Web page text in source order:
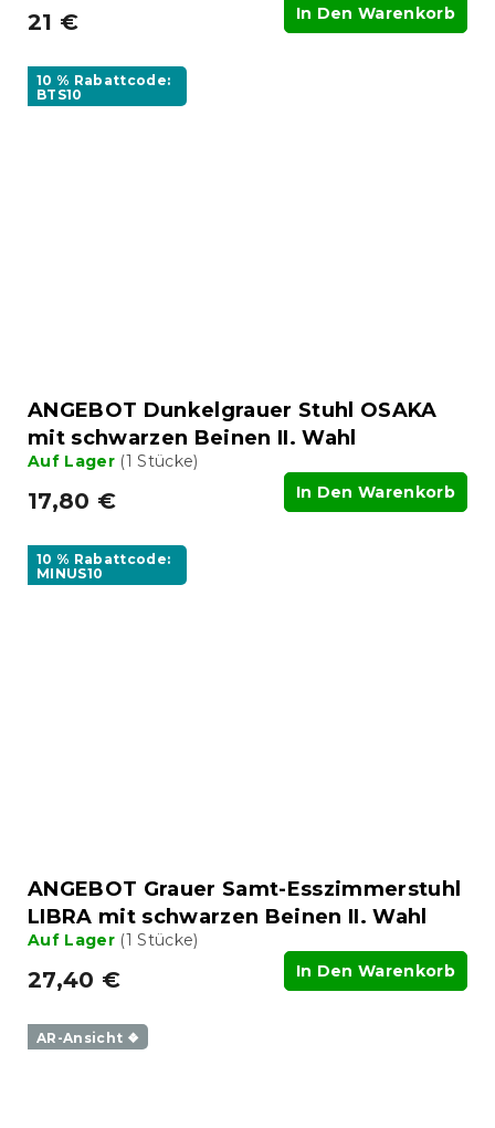
21 € In Den Warenkorb
10 % Rabattcode:
BTS10
ANGEBOT Dunkelgrauer Stuhl OSAKA
mit schwarzen Beinen II. Wahl
Auf Lager (1 Stücke)
17,80 € In Den Warenkorb
10 % Rabattcode:
MINUS10
ANGEBOT Grauer Samt-Esszimmerstuhl
LIBRA mit schwarzen Beinen II. Wahl
Auf Lager (1 Stücke)
27,40 € In Den Warenkorb
AR-Ansicht ❖